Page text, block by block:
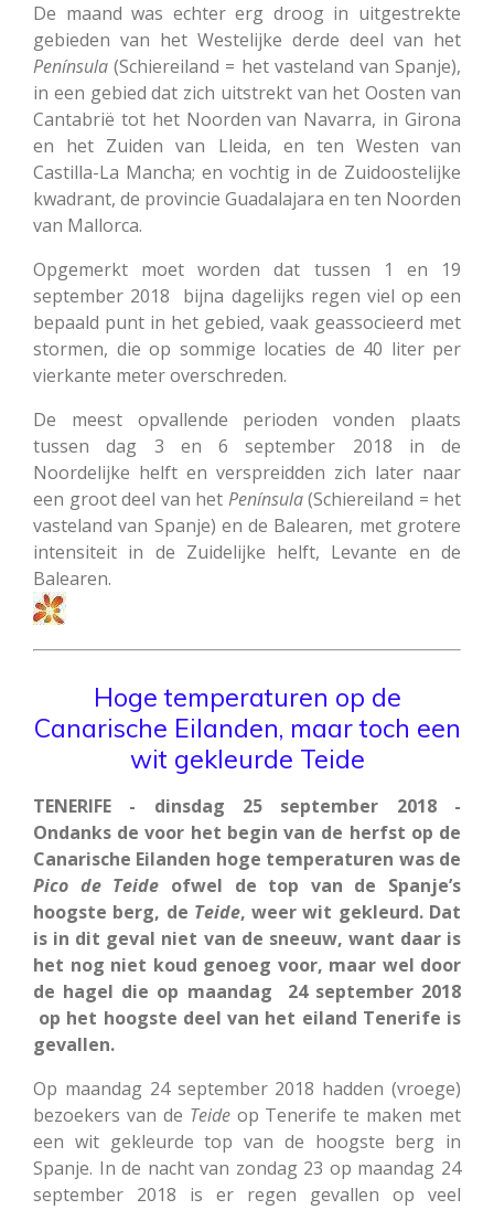
De maand was echter erg droog in uitgestrekte
gebieden van het Westelijke derde deel van het
Península (Schiereiland = het vasteland van Spanje),
in een gebied dat zich uitstrekt van het Oosten van
Cantabrië tot het Noorden van Navarra, in Girona
en het Zuiden van Lleida, en ten Westen van
Castilla-La Mancha; en vochtig in de Zuidoostelijke
kwadrant, de provincie Guadalajara en ten Noorden
van Mallorca.
Opgemerkt moet worden dat tussen 1 en 19
september 2018 bijna dagelijks regen viel op een
bepaald punt in het gebied, vaak geassocieerd met
stormen, die op sommige locaties de 40 liter per
vierkante meter overschreden.
De meest opvallende perioden vonden plaats
tussen dag 3 en 6 september 2018 in de
Noordelijke helft en verspreidden zich later naar
een groot deel van het Península(Schiereiland = het
vasteland van Spanje) en de Balearen, met grotere
intensiteit in de Zuidelijke helft, Levante en de
Balearen.
Hoge temperaturen op de
Canarische Eilanden, maar toch een
wit gekleurde Teide
TENERIFE - dinsdag 25 september 2018 -
Ondanks de voor het begin van de herfst op de
Canarische Eilanden hoge temperaturen was de
Pico de Teide ofwel de top van de Spanje’s
hoogste berg, de Teide, weer wit gekleurd. Dat
is in dit geval niet van de sneeuw, want daar is
het nog niet koud genoeg voor, maar wel door
de hagel die op maandag 24 september 2018
op het hoogste deel van het eiland Tenerife is
gevallen.
Op maandag 24 september 2018 hadden (vroege)
bezoekers van de Teideop Tenerife te maken met
een wit gekleurde top van de hoogste berg in
Spanje. In de nacht van zondag 23 op maandag 24
september 2018 is er regen gevallen op veel